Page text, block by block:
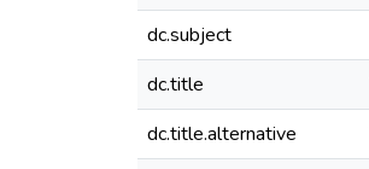
dc.subject
dc.title
dc.title.alternative